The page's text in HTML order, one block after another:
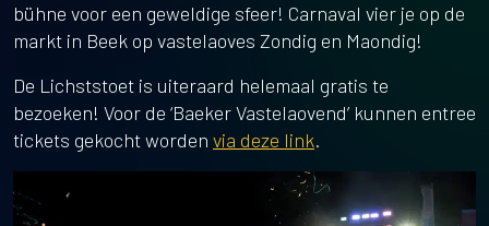
bühne voor een geweldige sfeer! Carnaval vier je op de
markt in Beek op vastelaoves Zondig en Maondig!
De Lichststoet is uiteraard helemaal gratis te
bezoeken! Voor de ‘Baeker Vastelaovend’ kunnen entree
tickets gekocht worden via deze link.